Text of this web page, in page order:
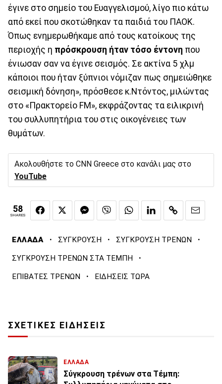
έγινε στο σημείο του Ευαγγελισμού, λίγο πιο κάτω
από εκεί που σκοτώθηκαν τα παιδιά του ΠΑΟΚ.
Όπως ενημερωθήκαμε από τους κατοίκους της
περιοχής η πρόσκρουση ήταν τόσο έντονη που
ένιωσαν σαν να έγινε σεισμός. Σε ακτίνα 5 χλμ
κάποιοι που ήταν ξύπνιοι νόμιζαν πως σημειώθηκε
σεισμική δόνηση», πρόσθεσε κ.Ντόντος, μιλώντας
στο «Πρακτορείο FM», εκφράζοντας τα ειλικρινή
του συλλυπητήρια του στις οικογένειες των
θυμάτων.
Ακολουθήστε το CNN Greece στο κανάλι μας στο
YouTube
58
SHARES
ΕΛΛΑΔΑ · ΣΥΓΚΡΟΥΣΗ · ΣΥΓΚΡΟΥΣΗ ΤΡΕΝΩΝ ·
ΣΥΓΚΡΟΥΣΗ ΤΡΕΝΩΝ ΣΤΑ ΤΕΜΠΗ ·
ΕΠΙΒΑΤΕΣ ΤΡΕΝΩΝ · ΕΙΔΗΣΕΙΣ ΤΩΡΑ
ΣΧΕΤΙΚΕΣ ΕΙΔΗΣΕΙΣ
ΕΛΛΑΔΑ
Σύγκρουση τρένων στα Τέμπη: